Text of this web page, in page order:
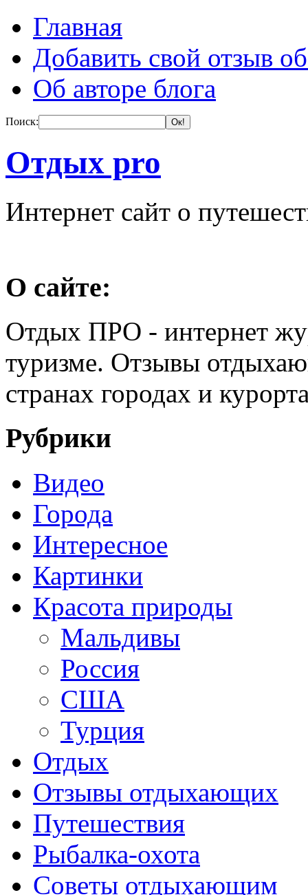
Главная
Добавить свой отзыв
Об авторе блога
Поиск:
Отдых pro
Интернет сайт о
О сайте:
Отдых ПРО - интернет
туризме. Отзывы
странах городах и
Рубрики
Видео
Города
Интересное
Картинки
Красота природы
Мальдивы
Россия
США
Турция
Отдых
Отзывы отдыхающих
Путешествия
Рыбалка-охота
Советы отдыхающим